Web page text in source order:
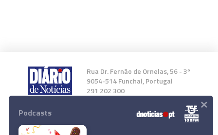
Rua Dr. Fernão de Ornelas, 56 - 3º
9054-514 Funchal, Portugal
291 202 300
Instale a nossa App
Podcasts ×